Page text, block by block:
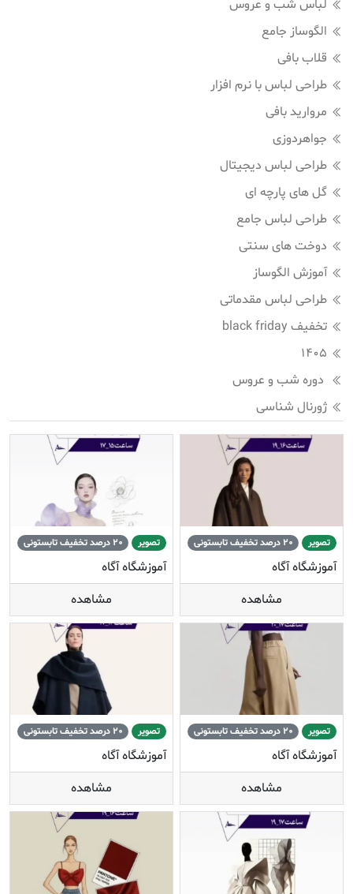
لباس شب و عروس
الگوساز جامع
قلاب بافی
طراحی لباس با نرم افزار
مروارید بافی
جواهردوزی
طراحی لباس دیجیتال
گل های پارچه ای
طراحی لباس جامع
دوخت های سنتی
آموزش الگوساز
طراحی لباس مقدماتی
تخفیف black friday
1405
دوره شب و عروس
ژورنال شناسی
تصویر 20 درصد تخفیف تابستونی
آموزشگاه آگاه
مشاهده
تصویر 20 درصد تخفیف تابستونی
آموزشگاه آگاه
مشاهده
تصویر 20 درصد تخفیف تابستونی
آموزشگاه آگاه
مشاهده
تصویر 20 درصد تخفیف تابستونی
آموزشگاه آگاه
مشاهده